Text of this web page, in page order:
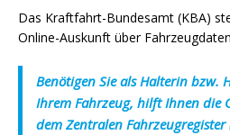
Das Kraftfahrt-Bundesamt (KBA)
Online-Auskunft über
Benötigen Sie als Halterin bzw.
Ihrem Fahrzeug, hilft Ihnen die
dem Zentralen Fahrzeugregister